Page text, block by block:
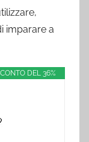
imparare a
DEL 36%